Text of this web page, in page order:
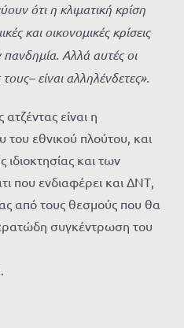
ότι η κλιματική κρίση
και οικονομικές κρίσεις
Αλλά αυτές οι
τους– είναι αλληλένδετες».
είναι η
εθνικού πλούτου, και
ιδιοκτησίας και των
που ενδιαφέρει και ΔΝΤ,
από τους θεσμούς που θα
συγκέντρωση του